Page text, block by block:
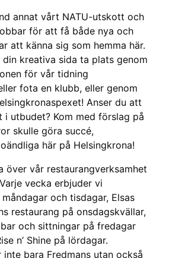
annat vårt NATU-utskott och
för att få både nya och
att känna sig som hemma här.
din kreativa sida ta plats genom
för vår tidning
fota en klubb, eller genom
Anser du att
i utbudet? Kom med förslag på
skulle göra succé,
här på Helsingkrona!
över vår restaurangverksamhet
vecka erbjuder vi
och tisdagar, Elsas
restaurang på onsdagskvällar,
och sittningar på fredagar
n’ Shine på lördagar.
inte bara Fredmans utan också